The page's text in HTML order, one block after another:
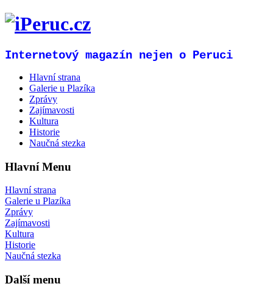
Internetový magazín nejen o Peruci
Hlavní strana
Galerie u Plazíka
Zprávy
Zajímavosti
Kultura
Historie
Naučná stezka
Hlavní Menu
Hlavní strana
Galerie u Plazíka
Zprávy
Zajímavosti
Kultura
Historie
Naučná stezka
Další menu